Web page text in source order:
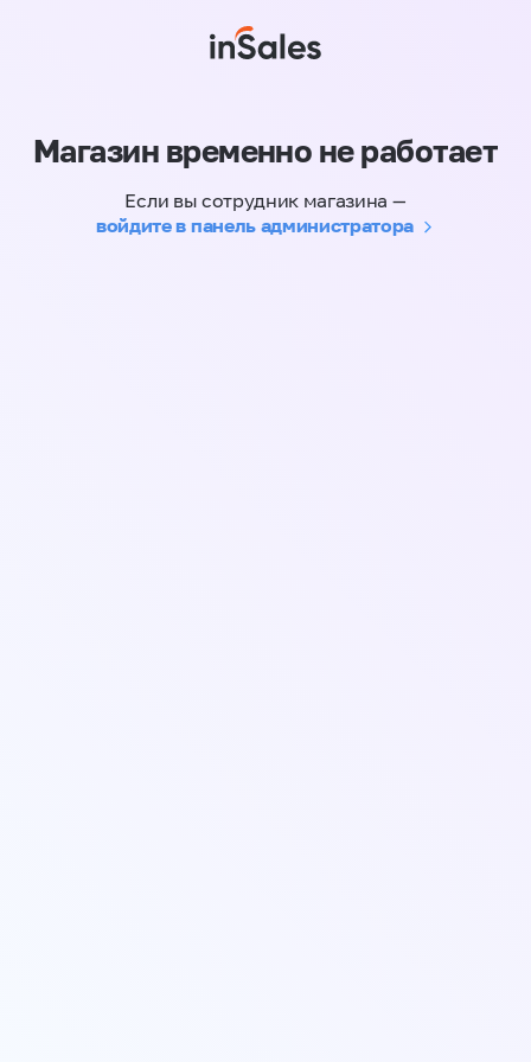
Магазин временно не работает
Если вы сотрудник магазина —
войдите в панель администратора